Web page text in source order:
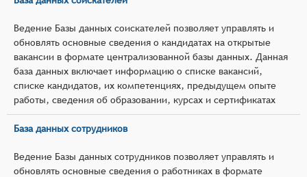
Ведение Базы данных соискателей позволяет управлять и
обновлять основные сведения о кандидатах на открытые
вакансии в формате централизованной базы данных. Данная
база данных включает информацию о списке вакансий,
списке кандидатов, их компетенциях, предыдущем опыте
работы, сведения об образовании, курсах и сертификатах
База данных сотрудников
Ведение Базы данных сотрудников позволяет управлять и
обновлять основные сведения о работниках в формате